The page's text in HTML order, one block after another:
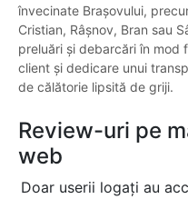
învecinate Brașovului,
Cristian, Râșnov, Bran sau
preluări și debarcări în mod
client și dedicare unui
de călătorie lipsită de griji.
Review-uri pe
web
Doar userii logați au